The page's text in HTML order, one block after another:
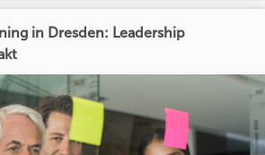
in Dresden: Leadership